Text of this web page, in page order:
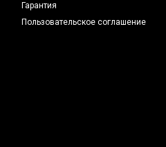
Гарантия
Пользовательское соглашение